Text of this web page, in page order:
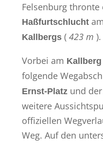
Felsenburg
Haßfurtschlucht
Kallbergs( 423 m ).
Vorbei am Kallberg
folgende
Ernst-Platzund der
weitere
offiziellen
Weg. Auf den